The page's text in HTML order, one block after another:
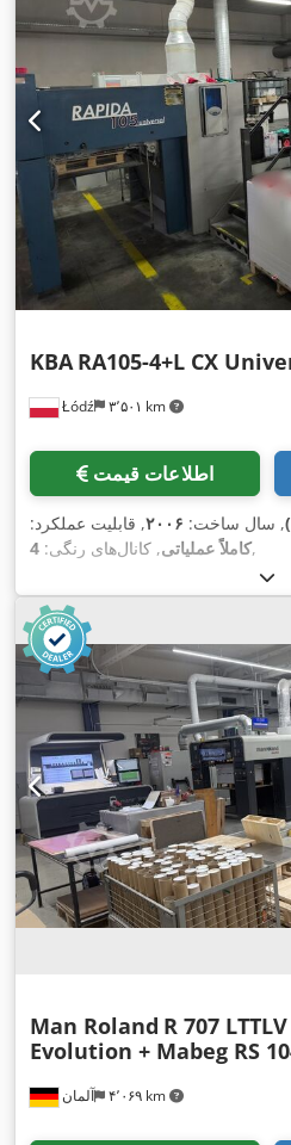
Łódź ۳٬۵۰۱ km
KBA RA105-4+L CX
اطلاعات قیمت
, سال ساخت: ۲۰۰۶, قابلیت عملکرد:
کاملاً عملیاتی, کانال‌های رنگی: 4 ,
آلمان ۴٬۰۶۹ km
Man Roland R 707
Evolution + Mabeg RS